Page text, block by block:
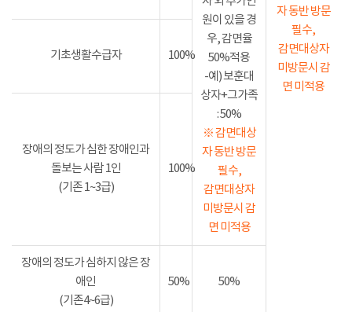
자 동반 방문
필수,
감면대상자
미방문시 감
면 미적용
원이 있을 경
우, 감면율
50%적용
-예) 보훈대
상자+그가족
: 50%
※ 감면대상
자 동반 방문
필수,
감면대상자
미방문시 감
면 미적용
기초생활수급자 100%
장애의 정도가 심한 장애인과
돌보는 사람 1인
(기존 1~3급)
100%
장애의 정도가 심하지 않은 장
애인
(기존4~6급)
50% 50%